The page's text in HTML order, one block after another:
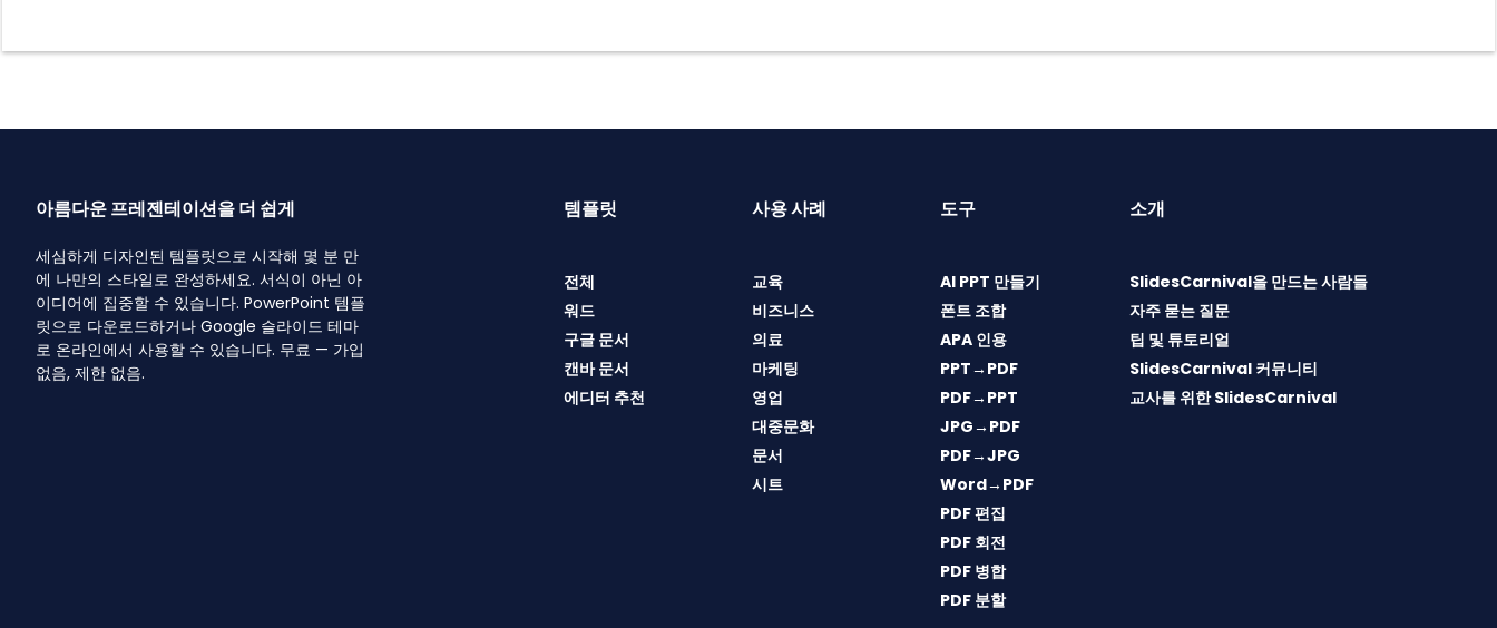
아름다운 프레젠테이션을 더 쉽게
세심하게 디자인된 템플릿으로 시작해 몇 분 만
에 나만의 스타일로 완성하세요. 서식이 아닌 아
이디어에 집중할 수 있습니다. PowerPoint 템플
릿으로 다운로드하거나 Google 슬라이드 테마
로 온라인에서 사용할 수 있습니다. 무료 — 가입
없음, 제한 없음.
템플릿
전체
워드
구글 문서
캔바 문서
에디터 추천
사용 사례
교육
비즈니스
의료
마케팅
영업
대중문화
문서
시트
도구
AI PPT 만들기
폰트 조합
APA 인용
PPT→PDF
PDF→PPT
JPG→PDF
PDF→JPG
Word→PDF
PDF 편집
PDF 회전
PDF 병합
PDF 분할
소개
SlidesCarnival을 만드는 사람들
자주 묻는 질문
팁 및 튜토리얼
SlidesCarnival 커뮤니티
교사를 위한 SlidesCarnival